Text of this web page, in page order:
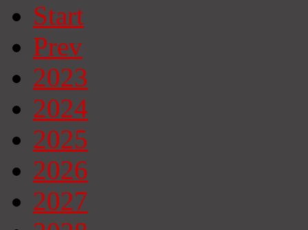
Start
Prev
2023
2024
2025
2026
2027